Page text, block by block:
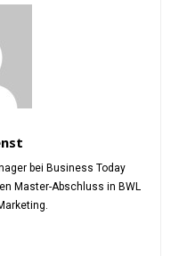
bei Business Today
Master-Abschluss in BWL